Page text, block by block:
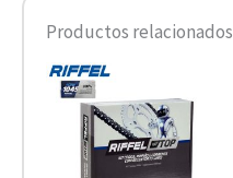
Productos relacionados